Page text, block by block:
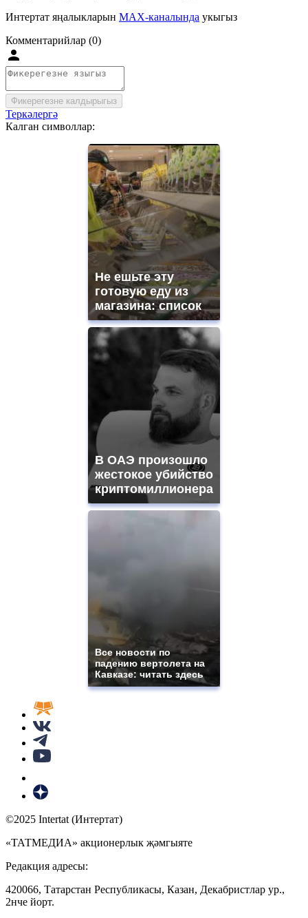
Интертат яңалыкларын MAX-каналында укыгыз
Комментарийлар (0)
Фикерегезне калдырыгыз
Теркәлергә
Калган символлар:
Не ешьте эту
готовую еду из
магазина: список
В ОАЭ произошло
жестокое убийство
криптомиллионера
Все новости по
падению вертолета на
Кавказе: читать здесь
©2025 Intertat (Интертат)
«ТАТМЕДИА» акционерлык җәмгыяте
Редакция адресы:
420066, Татарстан Республикасы, Казан, Декабристлар ур.,
2нче йорт.